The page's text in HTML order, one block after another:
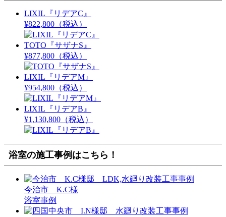
LIXIL『リデアC』
¥822,800 （税込）
TOTO『サザナS』
¥877,800 （税込）
LIXIL『リデアM』
¥954,800 （税込）
LIXIL『リデアB』
¥1,130,800 （税込）
浴室の施工事例はこちら！
今治市 K.C様
浴室事例